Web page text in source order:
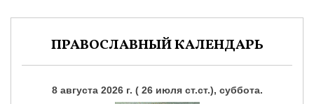
ПРАВОСЛАВНЫЙ КАЛЕНДАРЬ
8 августа 2026 г. ( 26 июля ст.ст.), суббота.